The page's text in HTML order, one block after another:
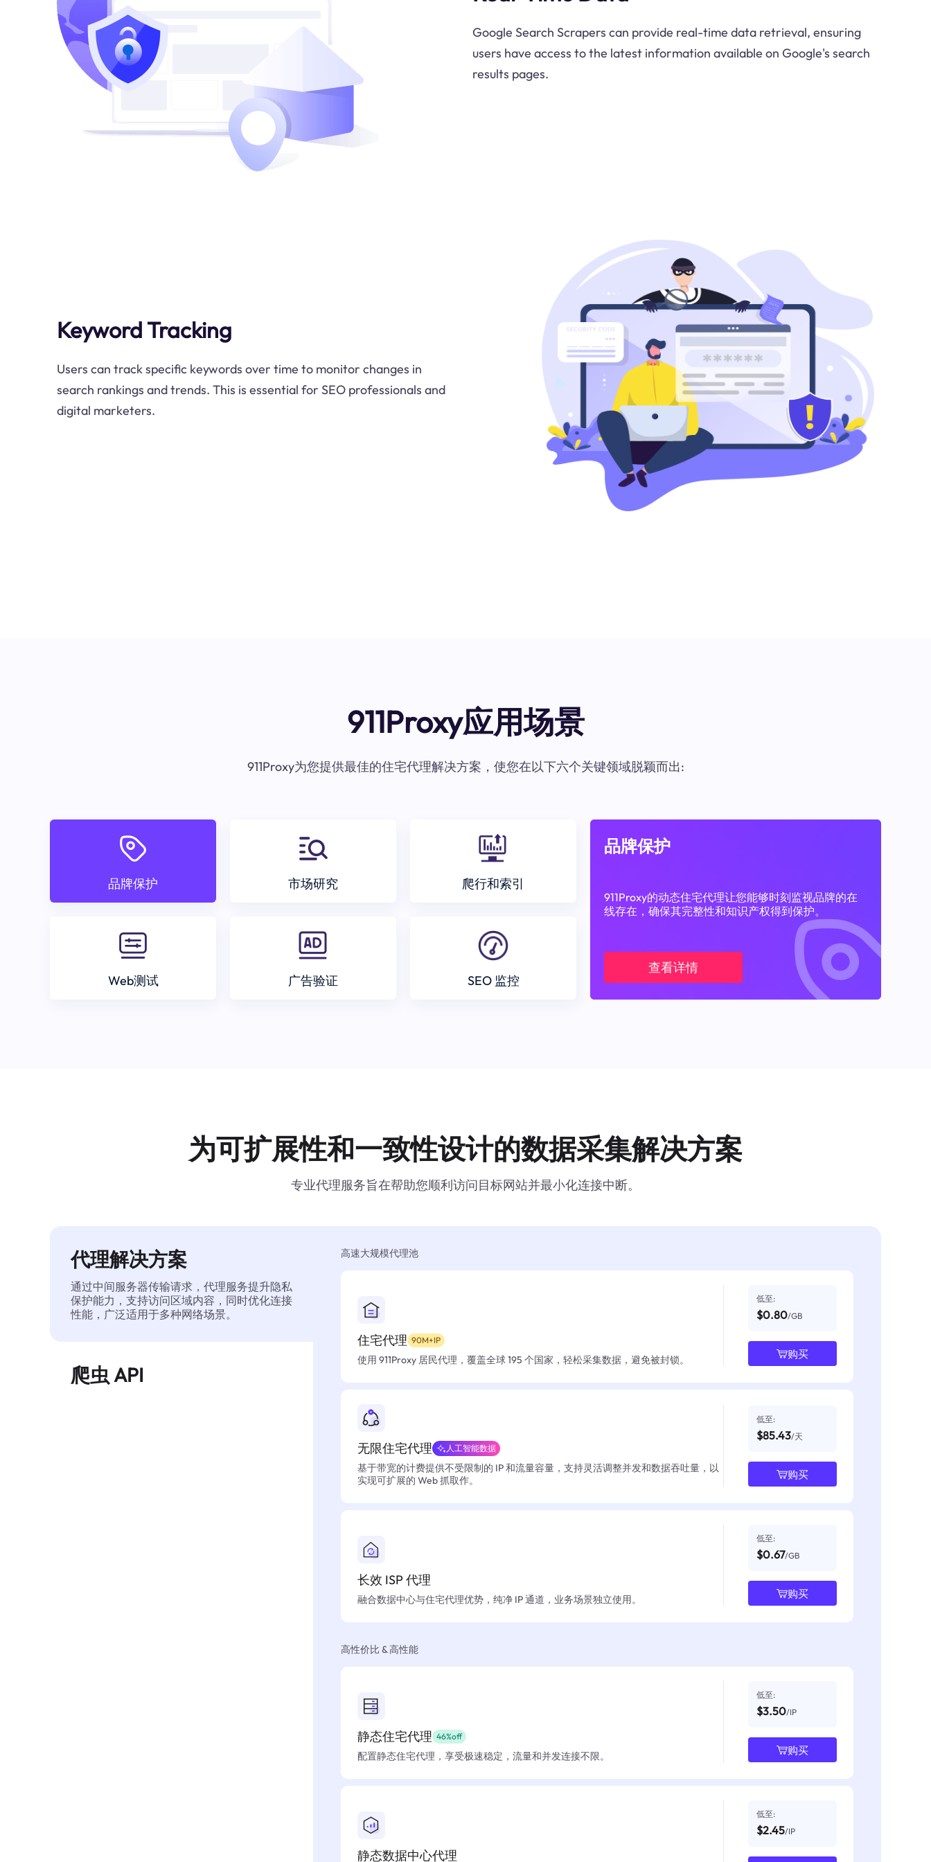
Google Search Scrapers can provide real-time data retrieval, ensuring
users have access to the latest information available on Google's search
results pages.
Keyword Tracking
Users can track specific keywords over time to monitor changes in
search rankings and trends. This is essential for SEO professionals and
digital marketers.
911Proxy应用场景
911Proxy为您提供最佳的住宅代理解决方案，使您在以下六个关键领域脱颖而出:
品牌保护 市场研究 爬行和索引
Web测试 广告验证 SEO 监控
品牌保护
911Proxy的动态住宅代理让您能够时刻监视品牌的在
线存在，确保其完整性和知识产权得到保护。
查看详情
为可扩展性和一致性设计的数据采集解决方案
专业代理服务旨在帮助您顺利访问目标网站并最小化连接中断。
代理解决方案
通过中间服务器传输请求，代理服务提升隐私
保护能力，支持访问区域内容，同时优化连接
性能，广泛适用于多种网络场景。
爬虫 API
高速大规模代理池
住宅代理 90M+IP
使用 911Proxy 居民代理，覆盖全球 195 个国家，轻松采集数据，避免被封锁。
低至:
$0.80/GB
购买
无限住宅代理 人工智能数据
基于带宽的计费提供不受限制的 IP 和流量容量，支持灵活调整并发和数据吞吐量，以
实现可扩展的 Web 抓取作。
低至:
$85.43/天
购买
长效 ISP 代理
融合数据中心与住宅代理优势，纯净 IP 通道，业务场景独立使用。
低至:
$0.67/GB
购买
高性价比 & 高性能
静态住宅代理 46%off
配置静态住宅代理，享受极速稳定，流量和并发连接不限。
低至:
$3.50/IP
购买
静态数据中心代理
低至:
$2.45/IP